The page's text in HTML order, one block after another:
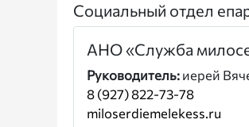
Социальный отдел
АНО «Служба
Руководитель: иерей
8 (927) 822-73-78
miloserdiemelekess.ru